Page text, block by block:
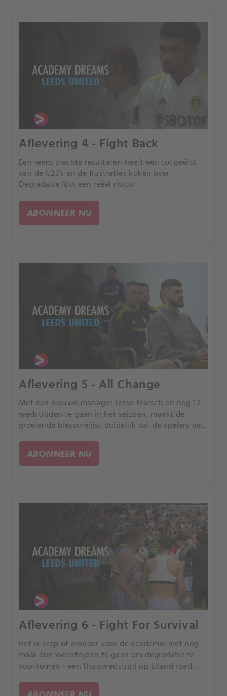
Aflevering 4 - Fight Back
Een reeks slechte resultaten heeft een tol geëist
van de U23's en de frustraties koken over.
Degradatie lijkt een reëel risico.
ABONNEER NU
Aflevering 5 - All Change
Met een nieuwe manager Jesse Marsch en nog 12
wedstrijden te gaan in het seizoen, maakt de
groeiende blessurelijst duidelijk dat de spelers de
als de Premier League.
ABONNEER NU
Aflevering 6 - Fight For Survival
Het is erop of eronder voor de academie met nog
maar drie wedstrijden te gaan om degradatie te
voorkomen - een thuiswedstrijd op Elland road